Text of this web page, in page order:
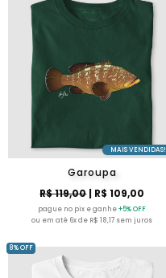
MAIS VENDIDAS!
Garoupa
R$ 119,00| R$ 109,00
pague no pix e ganhe+5% OFF
ou em até 6x de R$ 18,17 sem juros
8% OFF